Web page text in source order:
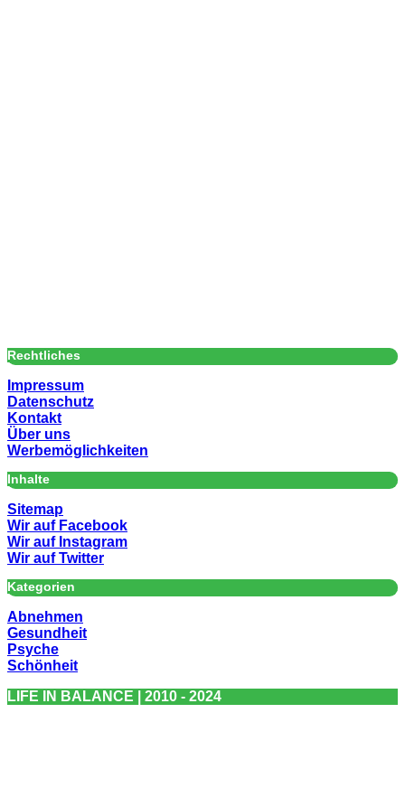
Rechtliches
Impressum
Datenschutz
Kontakt
Über uns
Werbemöglichkeiten
Inhalte
Sitemap
Wir auf Facebook
Wir auf Instagram
Wir auf Twitter
Kategorien
Abnehmen
Gesundheit
Psyche
Schönheit
LIFE IN BALANCE | 2010 - 2024